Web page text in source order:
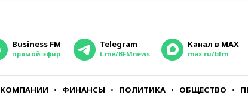
Business FM
прямой эфир
Telegram
t.me/BFMnews
Канал в MAX
max.ru/bfm
КОМПАНИИ ФИНАНСЫ ПОЛИТИКА ОБЩЕСТВО